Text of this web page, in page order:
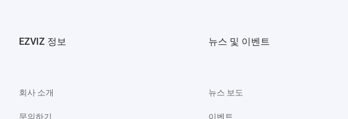
EZVIZ 정보
회사 소개
문의하기
뉴스 및 이벤트
뉴스 보도
이벤트